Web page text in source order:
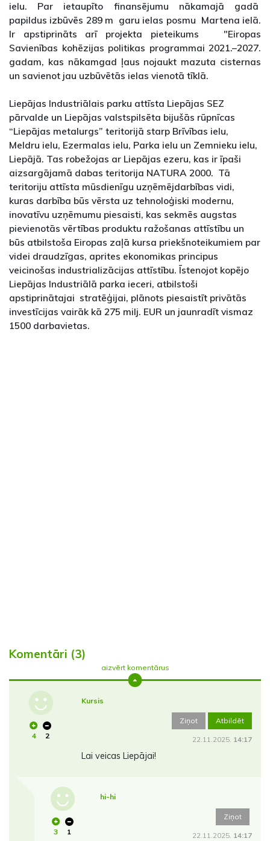
ielu. Par ietaupīto finansējumu nākamajā gadā
papildus izbūvēs 289 m garu ielas posmu Martena ielā.
Ir apstiprināts arī projekta pieteikums "Eiropas
Savienības kohēzijas politikas programmai 2021.–2027.
gadam, kas nākamgad ļaus nojaukt mazuta cisternas
un savienot jau uzbūvētās ielas vienotā tīklā.
Liepājas Industriālais parku attīsta Liepājas SEZ
pārvalde un Liepājas valstspilsēta bijušās rūpnīcas
“Liepājas metalurgs” teritorijā starp Brīvības ielu,
Meldru ielu, Ezermalas ielu, Parka ielu un Zemnieku ielu,
Liepājā. Tas robežojas ar Liepājas ezeru, kas ir īpaši
aizsargājamā dabas teritorija NATURA 2000. Tā
teritoriju attīsta mūsdienīgu uzņēmējdarbības vidi,
kuras darbība būs vērsta uz tehnoloģiski modernu,
inovatīvu uzņēmumu piesaisti, kas sekmēs augstas
pievienotās vērtības produktu ražošanas attīstību un
būs atbilstoša Eiropas zaļā kursa priekšnoteikumiem par
videi draudzīgas, aprites ekonomikas principus
veicinošas industrializācijas attīstību. Īstenojot kopējo
Liepājas Industriālā parka ieceri, atbilstoši
apstiprinātajai stratēģijai, plānots piesaistīt privātās
investīcijas vairāk kā 275 milj. EUR un jaunradīt vismaz
1500 darbavietas.
Komentāri (3)
aizvērt komentārus
4 2
Kursis
Ziņot Atbildēt
22.11.2025. 14:17
Lai veicas Liepājai!
3 1
hi-hi
Ziņot
22.11.2025. 14:17